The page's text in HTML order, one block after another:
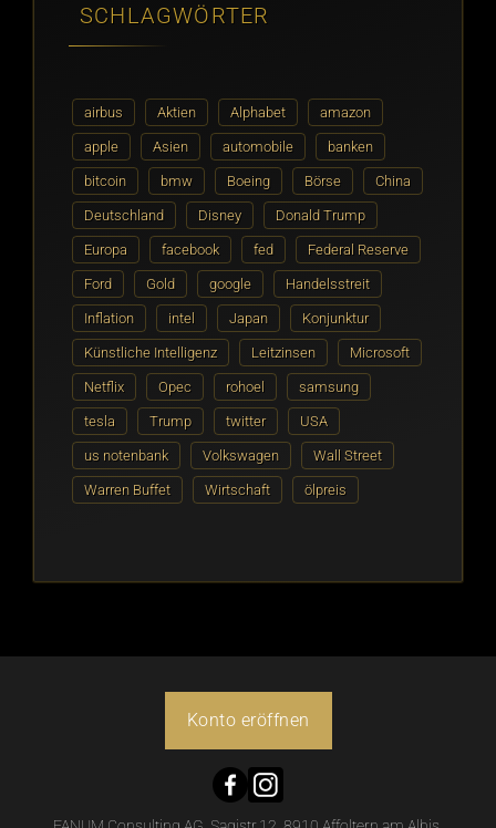
SCHLAGWÖRTER
airbus Aktien Alphabet amazon
apple Asien automobile banken
bitcoin bmw Boeing Börse China
Deutschland Disney Donald Trump
Europa facebook fed Federal Reserve
Ford Gold google Handelsstreit
Inflation intel Japan Konjunktur
Künstliche Intelligenz Leitzinsen Microsoft
Netflix Opec rohoel samsung
tesla Trump twitter USA
us notenbank Volkswagen Wall Street
Warren Buffet Wirtschaft ölpreis
Konto eröffnen